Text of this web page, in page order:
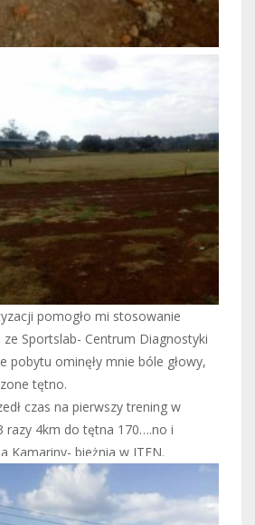
pomogło mi stosowanie
Sportslab- Centrum Diagnostyki
pobytu ominęły mnie bóle głowy,
tętno.
czas na pierwszy trening w
razy 4km do tętna 170….no i
Kamariny- bieżnia w ITEN.